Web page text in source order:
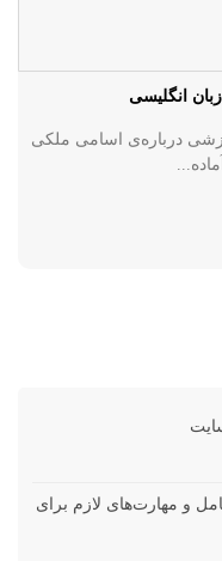
و مهارت‌های لازم برای
انگلیسی
درباره‌ی اسامی ملکی